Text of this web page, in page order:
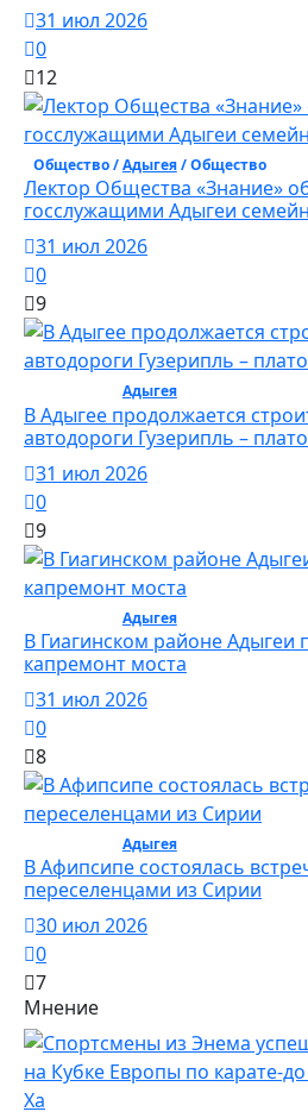
31 июл 2026
0
12
Общество /Адыгея/ Общество
Лектор Общества «Знание»
госслужащими Адыгеи
31 июл 2026
0
9
Адыгея/ Общество
В Адыгее продолжается
автодороги Гузерипль –
31 июл 2026
0
9
Адыгея/ Общество
В Гиагинском районе Адыгеи
капремонт моста
31 июл 2026
0
8
Адыгея/ Общество
В Афипсипе состоялась
переселенцами из Сирии
30 июл 2026
0
7
Мнение